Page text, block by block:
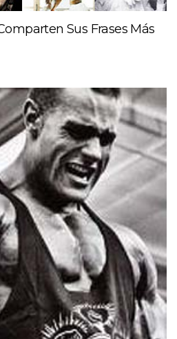
Sus Frases Más